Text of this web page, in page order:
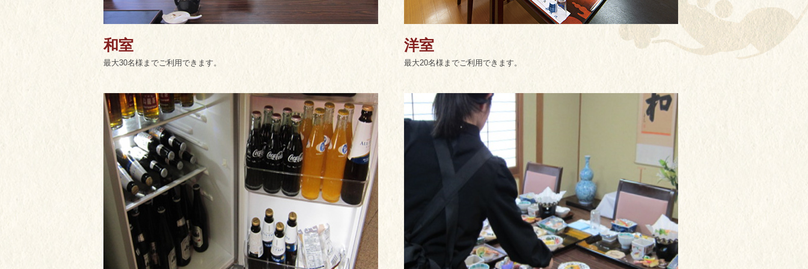
和室
最大30名様までご利用できます。
洋室
最大20名様までご利用できます。